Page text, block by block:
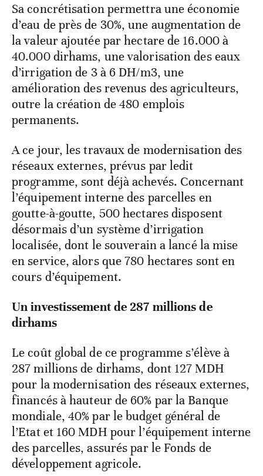
Sa concrétisation permettra une économie
d’eau de près de 30%, une augmentation de
la valeur ajoutée par hectare de 16.000 à
40.000 dirhams, une valorisation des eaux
d’irrigation de 3 à 6 DH/m3, une
amélioration des revenus des agriculteurs,
outre la création de 480 emplois
permanents.
A ce jour, les travaux de modernisation des
réseaux externes, prévus par ledit
programme, sont déjà achevés. Concernant
l’équipement interne des parcelles en
goutte-à-goutte, 500 hectares disposent
désormais d’un système d’irrigation
localisée, dont le souverain a lancé la mise
en service, alors que 780 hectares sont en
cours d’équipement.
Un investissement de 287 millions de
dirhams
Le coût global de ce programme s’élève à
287 millions de dirhams, dont 127 MDH
pour la modernisation des réseaux externes,
financés à hauteur de 60% par la Banque
mondiale, 40% par le budget général de
l’Etat et 160 MDH pour l’équipement interne
des parcelles, assurés par le Fonds de
développement agricole.